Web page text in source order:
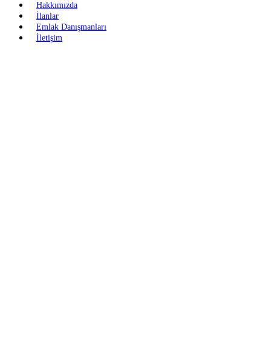
Hakkımızda
İlanlar
Emlak Danışmanları
İletişim